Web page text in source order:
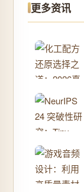
更多资讯